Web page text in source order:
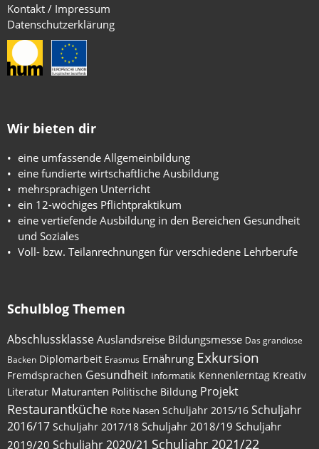
Kontakt / Impressum
Datenschutzerklärung
Wir bieten dir
eine umfassende Allgemeinbildung
eine fundierte wirtschaftliche Ausbildung
mehrsprachigen Unterricht
ein 12-wöchiges Pflichtpraktikum
eine vertiefende Ausbildung in den Bereichen Gesundheit
und Soziales
Voll- bzw. Teilanrechnungen für verschiedene Lehrberufe
Schulblog Themen
AbschlussklasseAuslandsreise Bildungsmesse Das grandiose
Backen Diplomarbeit Erasmus Ernährung Exkursion
Fremdsprachen Gesundheit Informatik Kennenlerntag Kreativ
Literatur Maturanten Politische Bildung Projekt
Restaurantküche Rote Nasen Schuljahr 2015/16 Schuljahr
2016/17 Schuljahr 2017/18 Schuljahr 2018/19 Schuljahr
2019/20 Schuljahr 2020/21 Schuljahr 2021/22